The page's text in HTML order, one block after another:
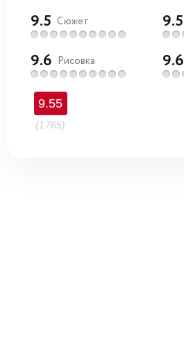
9.5 Сюжет 9.5
9.6 Рисовка 9.6
9.55
(1765)